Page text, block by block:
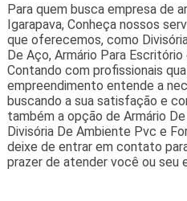
Para quem busca empresa de
Igarapava, Conheça nossos
que oferecemos, como
De Aço, Armário Para
Contando com profissionais
empreendimento entende a
buscando a sua satisfação e
também a opção de Armário
Divisória De Ambiente Pvc e
deixe de entrar em contato
prazer de atender você ou seu